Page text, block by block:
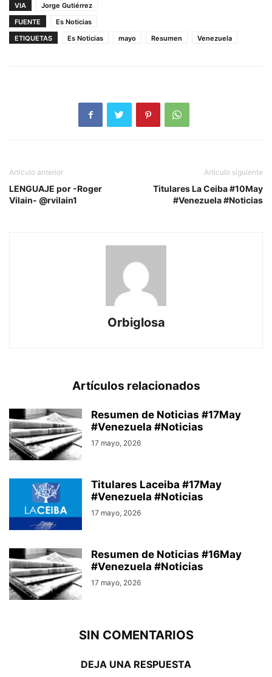
VIA
Jorge Gutiérrez
FUENTE
Es Noticias
ETIQUETAS
Es Noticias mayo Resumen Venezuela
Artículo anterior
LENGUAJE por -Roger
Vilain- @rvilain1
Artículo siguiente
Titulares La Ceiba #10May
#Venezuela #Noticias
Orbiglosa
Artículos relacionados
Resumen de Noticias #17May
#Venezuela #Noticias
17 mayo, 2026
Titulares Laceiba #17May
#Venezuela #Noticias
17 mayo, 2026
Resumen de Noticias #16May
#Venezuela #Noticias
17 mayo, 2026
SIN COMENTARIOS
DEJA UNA RESPUESTA